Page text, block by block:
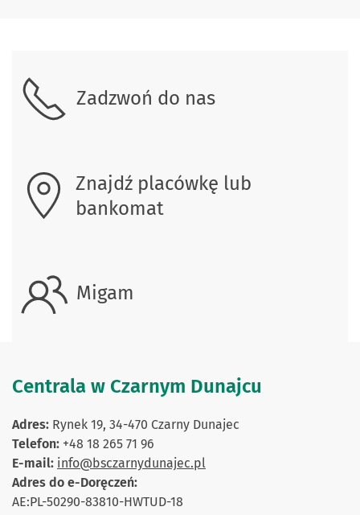
Zadzwoń do nas
Znajdź placówkę lub
bankomat
Migam
Centrala w Czarnym Dunajcu
Adres: Rynek 19, 34-470 Czarny Dunajec
Telefon: +48 18 265 71 96
E-mail: info@bsczarnydunajec.pl
Adres do e-Doręczeń:
AE:PL-50290-83810-HWTUD-18